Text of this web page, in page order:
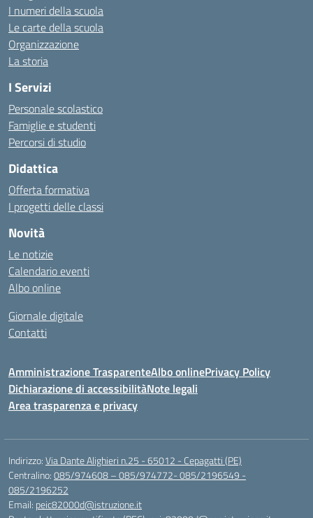
I numeri della scuola
Le carte della scuola
Organizzazione
La storia
I Servizi
Personale scolastico
Famiglie e studenti
Percorsi di studio
Didattica
Offerta formativa
I progetti delle classi
Novità
Le notizie
Calendario eventi
Albo online
Giornale digitale
Contatti
Amministrazione TrasparenteAlbo onlinePrivacy Policy
Dichiarazione di accessibilitàNote legali
Area trasparenza e privacy
Indirizzo:Via Dante Alighieri n.25 - 65012 - Cepagatti (PE)
Centralino:085/974608 – 085/974772- 085/2196549 -
085/2196252
Email: peic82000d@istruzione.it